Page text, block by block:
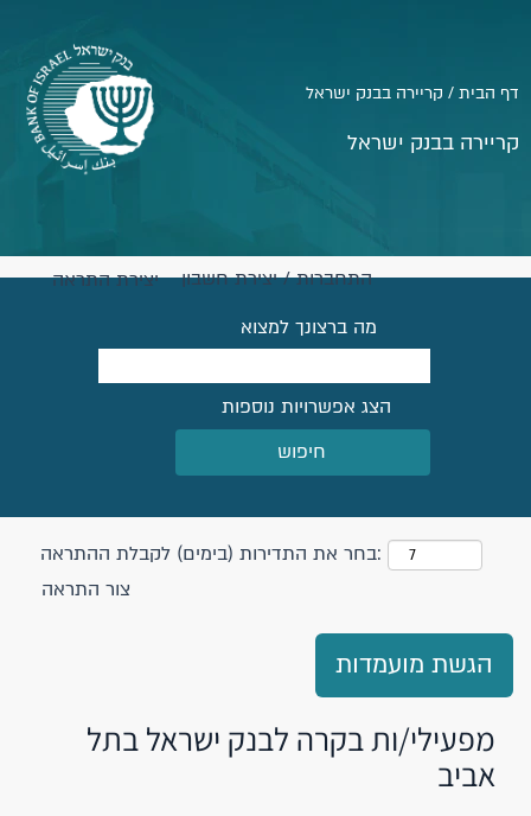
דף הבית / קריירה בבנק ישראל
קריירה בבנק ישראל
יצירת התראה
התחברות / יצירת חשבון
מה ברצונך למצוא
הצג אפשרויות נוספות
בחר את התדירות (בימים) לקבלת ההתראה:
צור התראה
הגשת מועמדות
מפעילי/ות בקרה לבנק ישראל בתל
אביב